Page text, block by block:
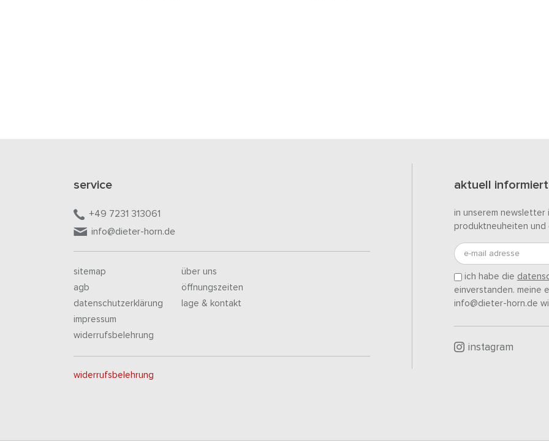
service
+49 7231 313061
info@dieter-horn.de
sitemap
agb
datenschutzerklärung
impressum
widerrufsbelehrung
über uns
öffnungszeiten
lage & kontakt
widerrufsbelehrung
aktuell informiert
in unserem newsletter
produktneuheiten und
e-mail adresse
ich habe die
einverstanden. meine
info@dieter-horn.de
instagram